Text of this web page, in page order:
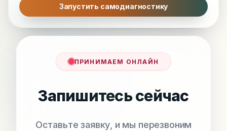
Запустить самодиагностику
ПРИНИМАЕМ ОНЛАЙН
Запишитесь сейчас
Оставьте заявку, и мы перезвоним